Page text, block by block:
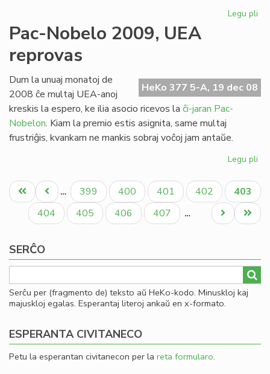
Legu pli
Pac-Nobelo 2009, UEA
reprovas
HeKo 377 5-A, 19 dec 08
Dum la unuaj monatoj de
2008 ĉe multaj UEA-anoj
kreskis la espero, ke ilia asocio ricevos la ĉi-jaran Pac-
Nobelon. Kiam la premio estis asignita, same multaj
frustriĝis, kvankam ne mankis sobraj voĉoj jam antaŭe.
Legu pli
Pagination
Unua
paĝo
Antaŭa
paĝo
… Paĝo
399 Paĝo
400 Paĝo
401 Paĝo
402
Aktuala
paĝo
403
Paĝo
404 Paĝo
405 Paĝo
406 Paĝo
407 …
Last
page
Next
page
SERĈO
Serĉu per (fragmento de) teksto aŭ HeKo-kodo. Minuskloj kaj
majuskloj egalas. Esperantaj literoj ankaŭ en x-formato.
ESPERANTA CIVITANECO
Petu la esperantan civitanecon per la reta formularo.